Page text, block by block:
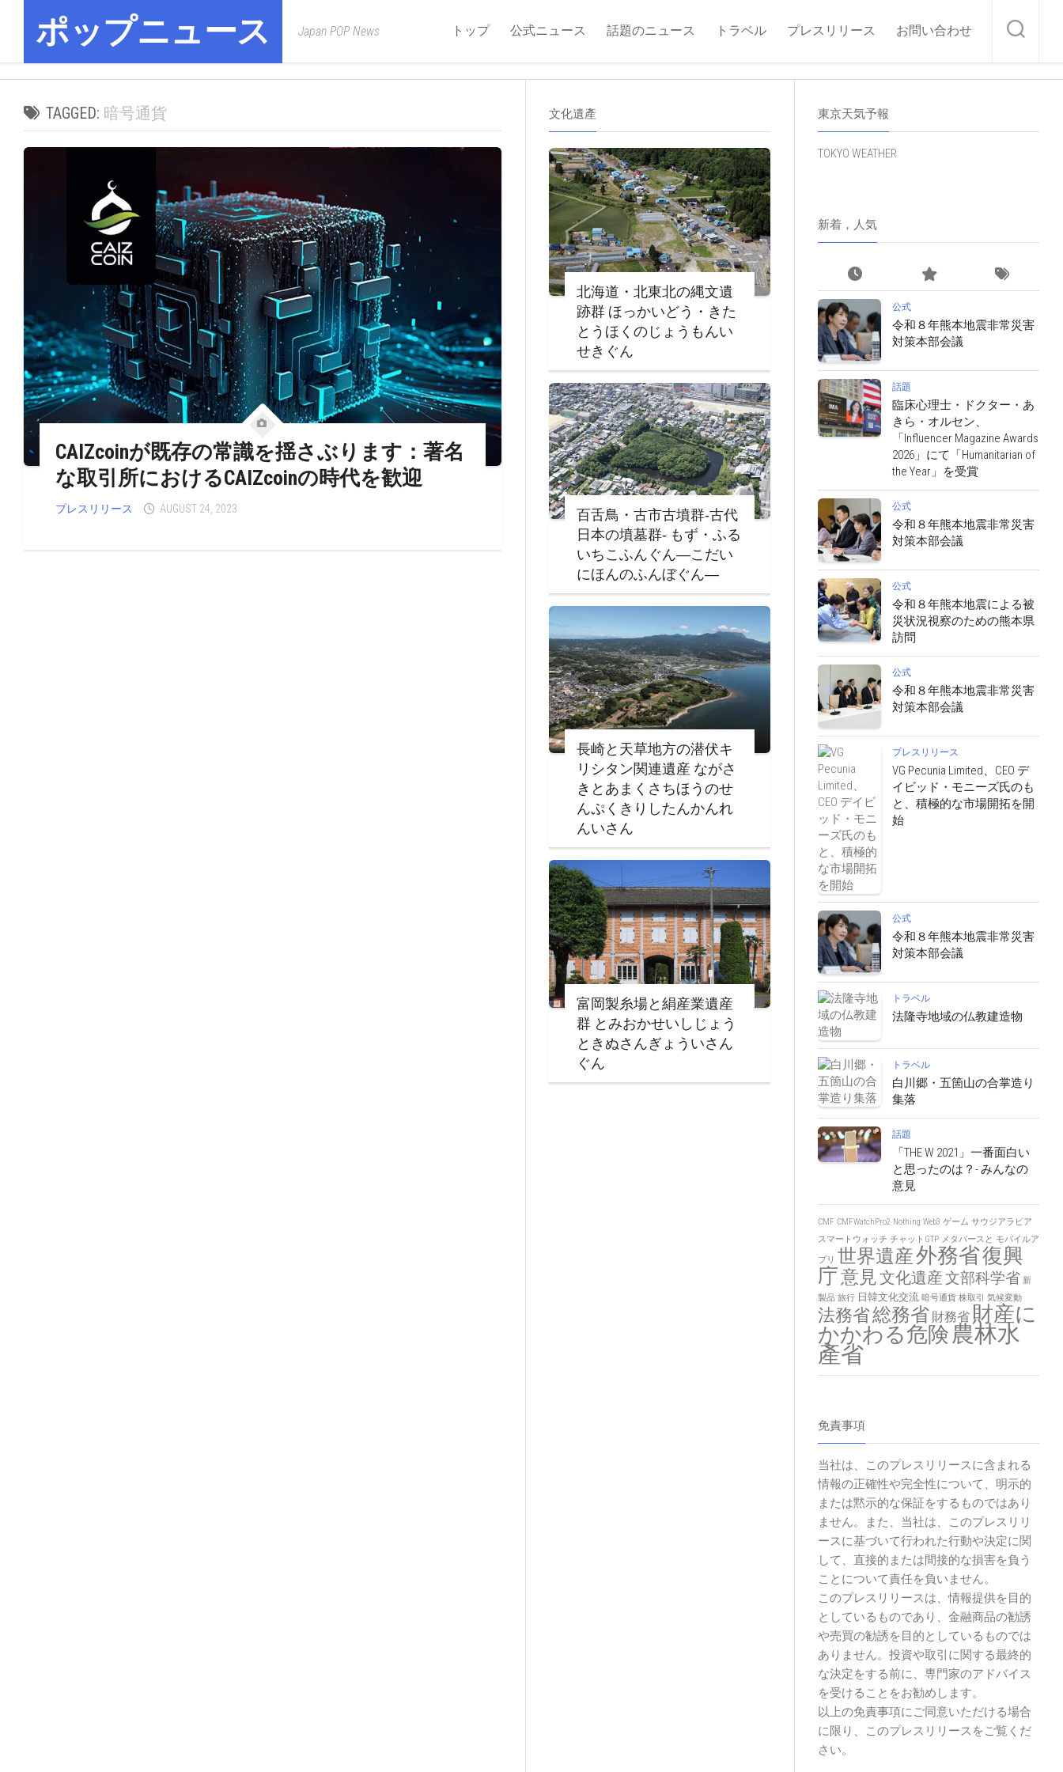
contentポップニュース Japan POP News トップ 公式ニュース 話題のニュース トラベル プレスリリース お問い合わせ
TAGGED: 暗号通貨
CAIZcoinが既存の常識を揺さぶります：著名
な取引所におけるCAIZcoinの時代を歓迎
プレスリリース AUGUST 24, 2023
東京天気予報
TOKYO WEATHER
新着，人気
公式
令和８年熊本地震非常災害
対策本部会議
話題
臨床心理士・ドクター・あ
きら・オルセン、
「Influencer Magazine Awards
2026」にて「Humanitarian of
the Year」を受賞
公式
令和８年熊本地震非常災害
対策本部会議
公式
令和８年熊本地震による被
災状況視察のための熊本県
訪問
公式
令和８年熊本地震非常災害
対策本部会議
プレスリリース
VG Pecunia Limited、CEO デ
イビッド・モニーズ氏のも
と、積極的な市場開拓を開
始
公式
令和８年熊本地震非常災害
対策本部会議
トラベル
法隆寺地域の仏教建造物
トラベル
白川郷・五箇山の合掌造り
集落
話題
「THE W 2021」一番面白い
と思ったのは？- みんなの
意見
CMF CMFWatchPro2 Nothing Web3 ゲーム サウジアラビア
スマートウォッチ チャットGTP メタバースと モバイルア
プリ 世界遺産外務省復興
庁意見文化遺産文部科学省 新
製品 旅行 日韓文化交流 暗号通貨 株取引 気候変動
法務省総務省 財務省 財産に
かかわる危険農林水
產省
免責事項
当社は、このプレスリリースに含まれる
情報の正確性や完全性について、明示的
または黙示的な保証をするものではあり
ません。また、当社は、このプレスリリ
ースに基づいて行われた行動や決定に関
して、直接的または間接的な損害を負う
ことについて責任を負いません。
このプレスリリースは、情報提供を目的
としているものであり、金融商品の勧誘
や売買の勧誘を目的としているものでは
ありません。投資や取引に関する最終的
な決定をする前に、専門家のアドバイス
を受けることをお勧めします。
以上の免責事項にご同意いただける場合
に限り、このプレスリリースをご覧くだ
さい。
文化遺產
北海道・北東北の縄文遺
跡群 ほっかいどう・きた
とうほくのじょうもんい
せきぐん
百舌鳥・古市古墳群‐古代
日本の墳墓群‐ もず・ふる
いちこふんぐん―こだい
にほんのふんぼぐん―
長崎と天草地方の潜伏キ
リシタン関連遺産 ながさ
きとあまくさちほうのせ
んぷくきりしたんかんれ
んいさん
富岡製糸場と絹産業遺産
群 とみおかせいしじょう
ときぬさんぎょういさん
ぐん